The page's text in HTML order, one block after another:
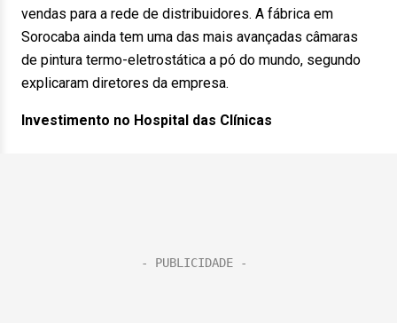
vendas para a rede de distribuidores. A fábrica em
Sorocaba ainda tem uma das mais avançadas câmaras
de pintura termo-eletrostática a pó do mundo, segundo
explicaram diretores da empresa.
Investimento no Hospital das Clínicas